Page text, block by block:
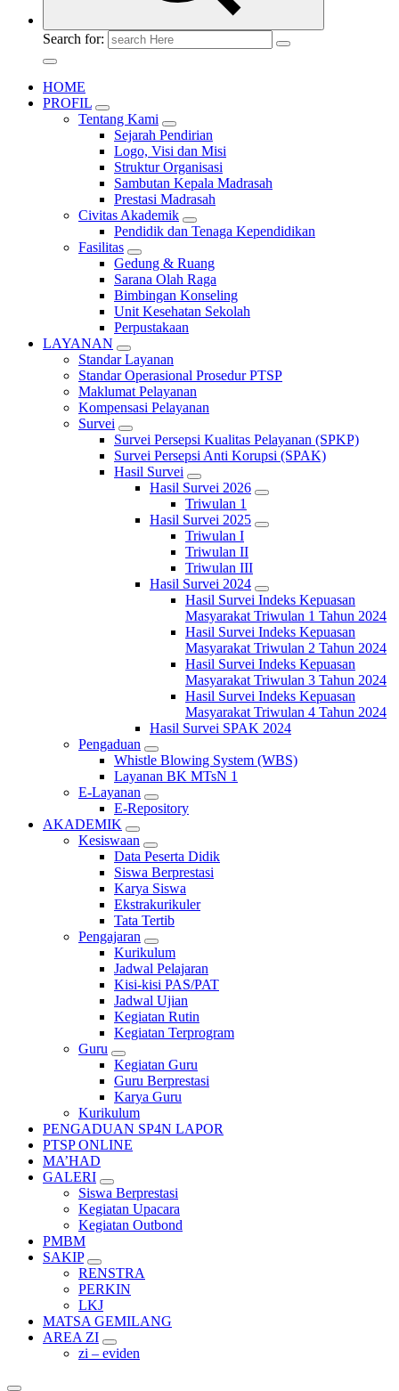
Search for:
HOME
PROFIL
Tentang Kami
Sejarah Pendirian
Logo, Visi dan Misi
Struktur Organisasi
Sambutan Kepala Madrasah
Prestasi Madrasah
Civitas Akademik
Pendidik dan Tenaga Kependidikan
Fasilitas
Gedung & Ruang
Sarana Olah Raga
Bimbingan Konseling
Unit Kesehatan Sekolah
Perpustakaan
LAYANAN
Standar Layanan
Standar Operasional Prosedur PTSP
Maklumat Pelayanan
Kompensasi Pelayanan
Survei
Survei Persepsi Kualitas Pelayanan (SPKP)
Survei Persepsi Anti Korupsi (SPAK)
Hasil Survei
Hasil Survei 2026
Triwulan 1
Hasil Survei 2025
Triwulan I
Triwulan II
Triwulan III
Hasil Survei 2024
Hasil Survei Indeks Kepuasan
Masyarakat Triwulan 1 Tahun 2024
Hasil Survei Indeks Kepuasan
Masyarakat Triwulan 2 Tahun 2024
Hasil Survei Indeks Kepuasan
Masyarakat Triwulan 3 Tahun 2024
Hasil Survei Indeks Kepuasan
Masyarakat Triwulan 4 Tahun 2024
Hasil Survei SPAK 2024
Pengaduan
Whistle Blowing System (WBS)
Layanan BK MTsN 1
E-Layanan
E-Repository
AKADEMIK
Kesiswaan
Data Peserta Didik
Siswa Berprestasi
Karya Siswa
Ekstrakurikuler
Tata Tertib
Pengajaran
Kurikulum
Jadwal Pelajaran
Kisi-kisi PAS/PAT
Jadwal Ujian
Kegiatan Rutin
Kegiatan Terprogram
Guru
Kegiatan Guru
Guru Berprestasi
Karya Guru
Kurikulum
PENGADUAN SP4N LAPOR
PTSP ONLINE
MA’HAD
GALERI
Siswa Berprestasi
Kegiatan Upacara
Kegiatan Outbond
PMBM
SAKIP
RENSTRA
PERKIN
LKJ
MATSA GEMILANG
AREA ZI
zi – eviden